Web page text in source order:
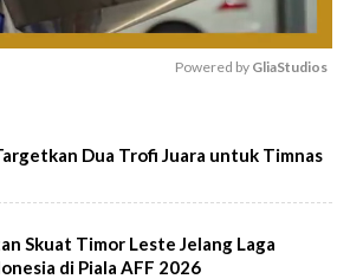
Powered by GliaStudios
Dua Trofi Juara untuk Timnas
Skuat Timor Leste Jelang Laga
di Piala AFF 2026